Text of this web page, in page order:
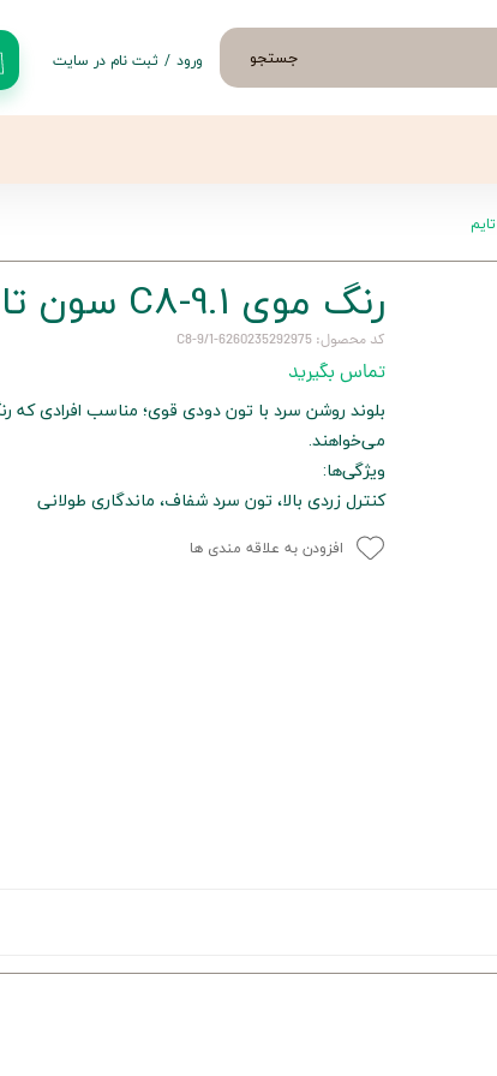
جستجو ورود / ثبت نام در سایت
رنگ موی C8-9.1 سون تایم
کد محصول: 6260235292975-C8-9/1
تماس بگیرید
بلوند روشن سرد با تون دودی قوی؛ مناسب افرادی
می‌خواهند.
ویژگی‌ها:
کنترل زردی بالا، تون سرد شفاف، ماندگاری طولانی
افزودن به علاقه مندی ها